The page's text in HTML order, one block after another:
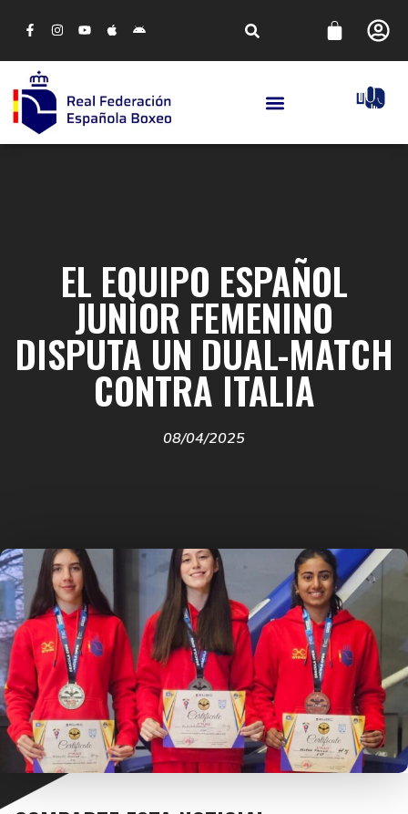
EL EQUIPO ESPAÑOL
JUNIOR FEMENINO
DISPUTA UN DUAL-MATCH
CONTRA ITALIA
08/04/2025